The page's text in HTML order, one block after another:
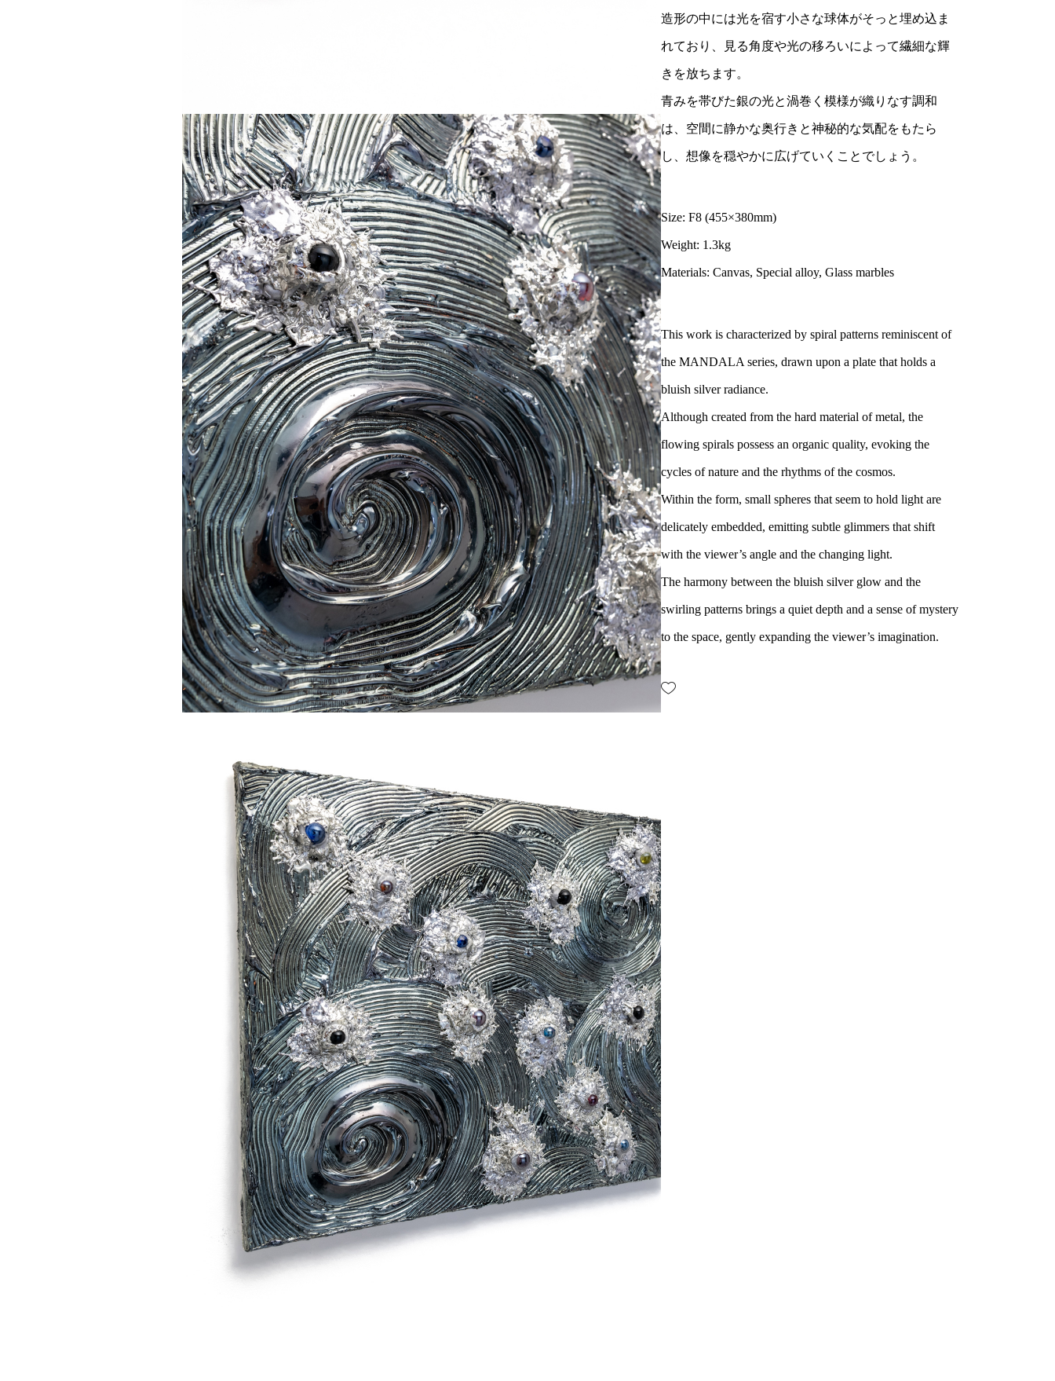
造形の中には光を宿す小さな球体がそっと埋め込ま
れており、見る角度や光の移ろいによって繊細な輝
きを放ちます。
青みを帯びた銀の光と渦巻く模様が織りなす調和
は、空間に静かな奥行きと神秘的な気配をもたら
し、想像を穏やかに広げていくことでしょう。
Size: F8 (455×380mm)
Weight: 1.3kg
Materials: Canvas, Special alloy, Glass marbles
This work is characterized by spiral patterns reminiscent of
the MANDALA series, drawn upon a plate that holds a
bluish silver radiance.
Although created from the hard material of metal, the
flowing spirals possess an organic quality, evoking the
cycles of nature and the rhythms of the cosmos.
Within the form, small spheres that seem to hold light are
delicately embedded, emitting subtle glimmers that shift
with the viewer’s angle and the changing light.
The harmony between the bluish silver glow and the
swirling patterns brings a quiet depth and a sense of mystery
to the space, gently expanding the viewer’s imagination.